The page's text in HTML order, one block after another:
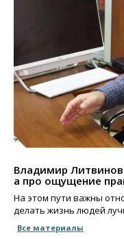
Владимир
а про ощущение
На этом пути важны
делать жизнь людей
Все материалы